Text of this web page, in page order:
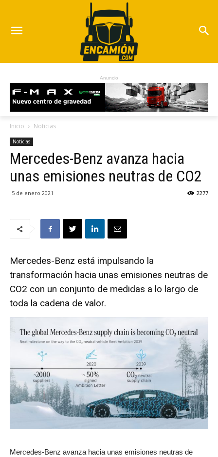
Anuncio
Inicio Noticias
Noticias
Mercedes-Benz avanza hacia
unas emisiones neutras de CO2
5 de enero 2021 2277
Mercedes-Benz está impulsando la
transformación hacia unas emisiones neutras de
CO2 con un conjunto de medidas a lo largo de
toda la cadena de valor.
Mercedes-Benz avanza hacia unas emisiones neutras de